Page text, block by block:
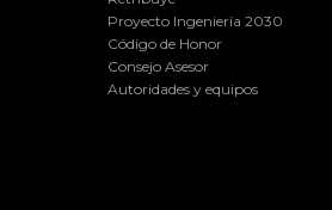
Proyecto Ingeniería 2030
Código de Honor
Consejo Asesor
Autoridades y equipos